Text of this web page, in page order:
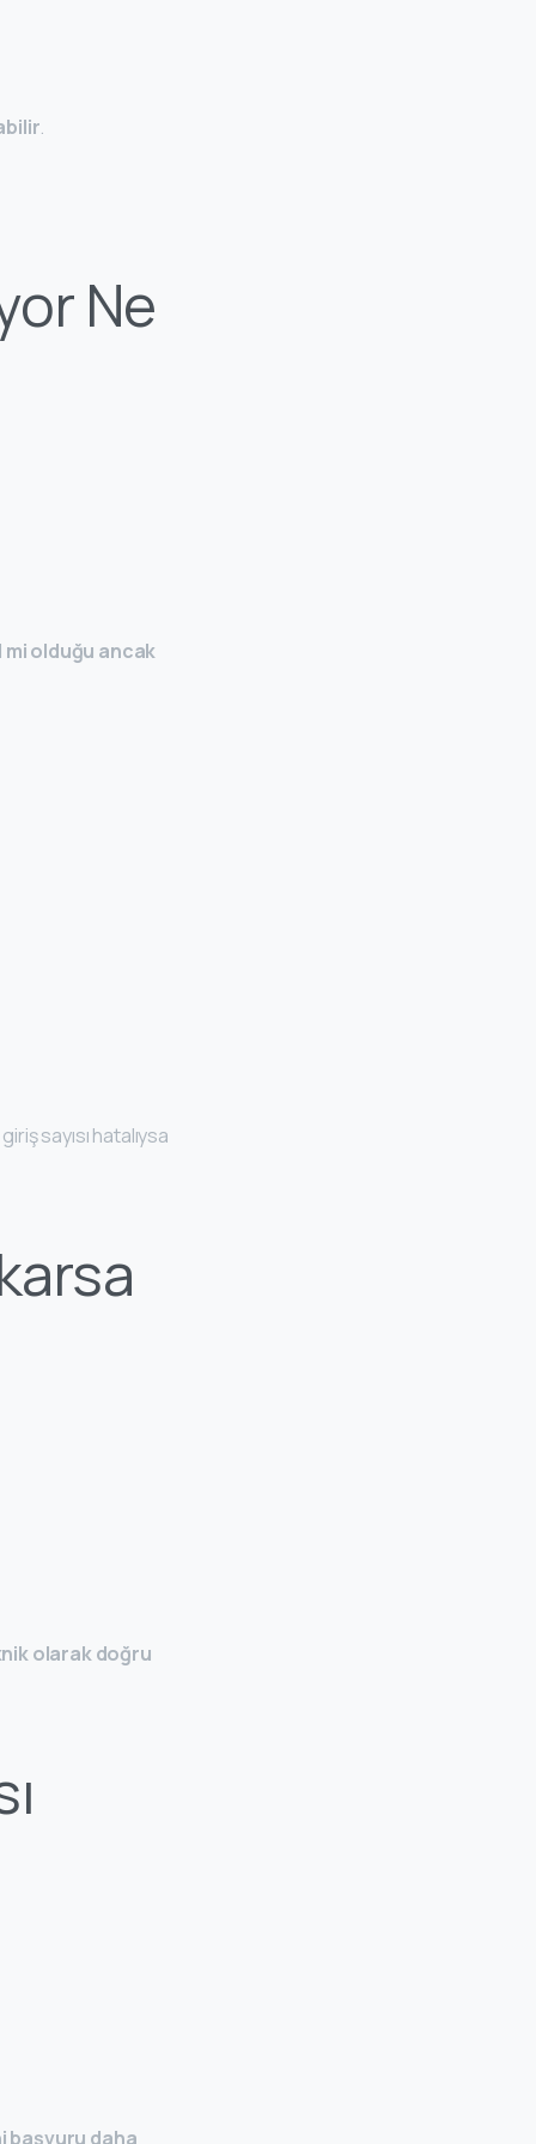
.
Ne
mi olduğu ancak
sayısı hatalıysa
olarak doğru
başvuru daha